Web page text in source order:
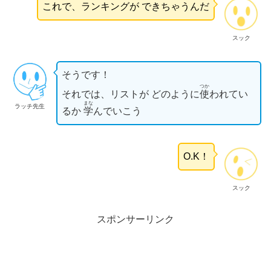
スック
これで、ランキングが できちゃうんだ
ラッチ先生
そうです！
それでは、リストが どのように使
つか
われてい
るか 学
まな
んでいこう
スック
O.K！
スポンサーリンク